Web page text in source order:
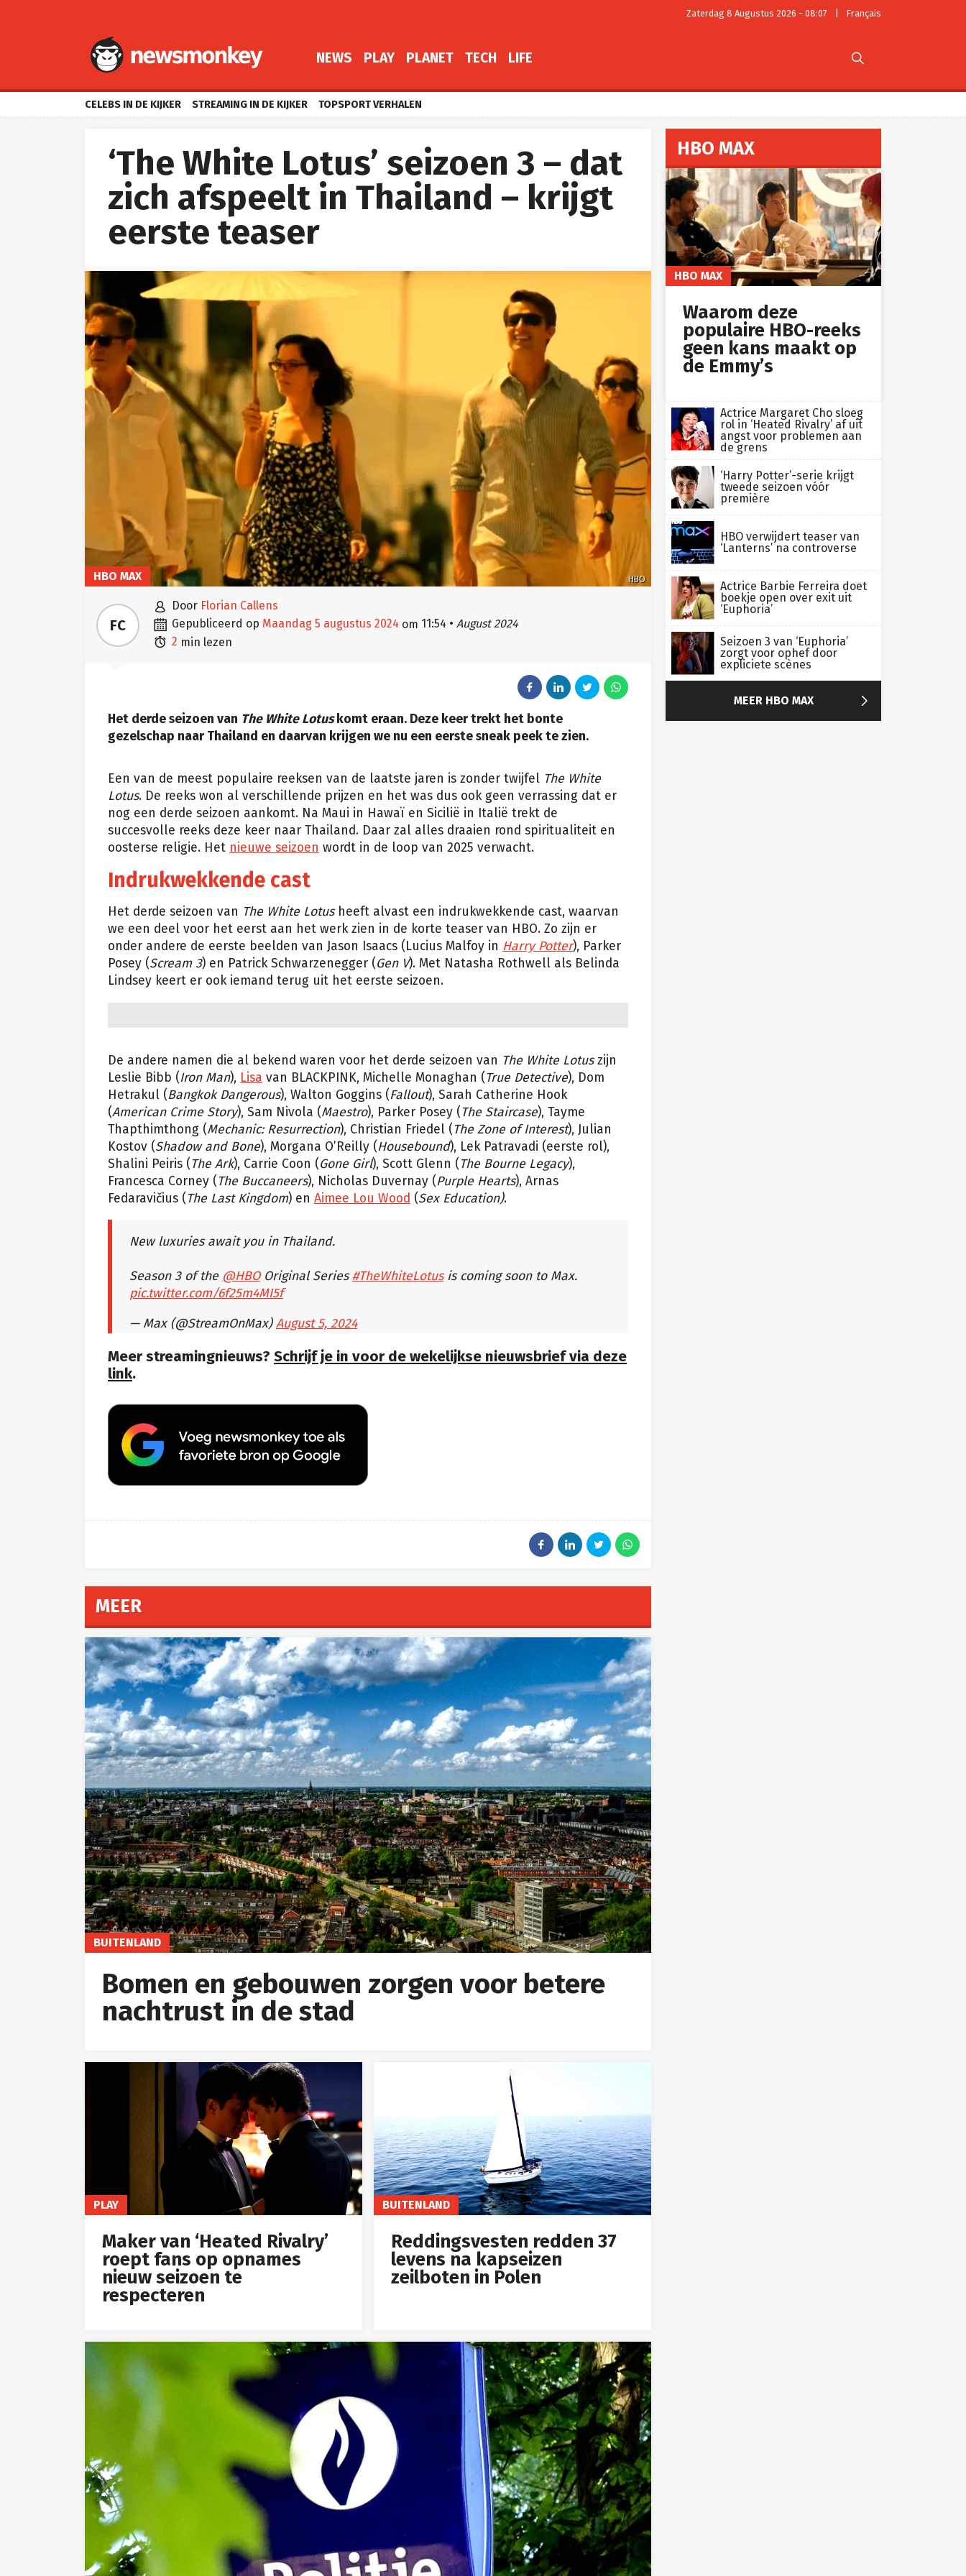
Zaterdag 8 Augustus 2026 - 08:07 Français
NEWS PLAY PLANET TECH LIFE 
CELEBS IN DE KIJKER STREAMING IN DE KIJKER TOPSPORT VERHALEN
‘The White Lotus’ seizoen 3 – dat
zich afspeelt in Thailand – krijgt
eerste teaser
HBO
HBO MAX
FC
 door Florian Callens
 gepubliceerd op maandag 5 augustus 2024 om 11:54 • August 2024
 2 min lezen
Het derde seizoen van The White Lotuskomt eraan. Deze keer trekt het bonte
gezelschap naar Thailand en daarvan krijgen we nu een eerste sneak peek te zien.
Een van de meest populaire reeksen van de laatste jaren is zonder twijfel The White
Lotus. De reeks won al verschillende prijzen en het was dus ook geen verrassing dat er
nog een derde seizoen aankomt. Na Maui in Hawaï en Sicilië in Italië trekt de
succesvolle reeks deze keer naar Thailand. Daar zal alles draaien rond spiritualiteit en
oosterse religie. Het nieuwe seizoen wordt in de loop van 2025 verwacht.
Indrukwekkende cast
Het derde seizoen van The White Lotusheeft alvast een indrukwekkende cast, waarvan
we een deel voor het eerst aan het werk zien in de korte teaser van HBO. Zo zijn er
onder andere de eerste beelden van Jason Isaacs (Lucius Malfoy in Harry Potter), Parker
Posey (Scream 3) en Patrick Schwarzenegger (Gen V). Met Natasha Rothwell als Belinda
Lindsey keert er ook iemand terug uit het eerste seizoen.
De andere namen die al bekend waren voor het derde seizoen van The White Lotuszijn
Leslie Bibb (Iron Man), Lisa van BLACKPINK, Michelle Monaghan (True Detective), Dom
Hetrakul (Bangkok Dangerous), Walton Goggins (Fallout), Sarah Catherine Hook
(American Crime Story), Sam Nivola (Maestro), Parker Posey (The Staircase), Tayme
Thapthimthong (Mechanic: Resurrection), Christian Friedel (The Zone of Interest), Julian
Kostov (Shadow and Bone), Morgana O’Reilly (Housebound), Lek Patravadi (eerste rol),
Shalini Peiris (The Ark), Carrie Coon (Gone Girl), Scott Glenn (The Bourne Legacy),
Francesca Corney (The Buccaneers), Nicholas Duvernay (Purple Hearts), Arnas
Fedaravičius (The Last Kingdom) en Aimee Lou Wood (Sex Education).
New luxuries await you in Thailand.
Season 3 of the @HBOOriginal Series#TheWhiteLotusis coming soon to Max.
pic.twitter.com/6f25m4MI5f
— Max (@StreamOnMax)August 5, 2024
Meer streamingnieuws? Schrijf je in voor de wekelijkse nieuwsbrief via deze
link.
MEER
BUITENLAND
Bomen en gebouwen zorgen voor betere
nachtrust in de stad
PLAY
Maker van ‘Heated Rivalry’
roept fans op opnames
nieuw seizoen te
respecteren
BUITENLAND
Reddingsvesten redden 37
levens na kapseizen
zeilboten in Polen
HBO MAX
HBO MAX
Waarom deze
populaire HBO-reeks
geen kans maakt op
de Emmy’s
Actrice Margaret Cho sloeg
rol in ‘Heated Rivalry’ af uit
angst voor problemen aan
de grens
‘Harry Potter’-serie krijgt
tweede seizoen vóór
première
HBO verwijdert teaser van
‘Lanterns’ na controverse
Actrice Barbie Ferreira doet
boekje open over exit uit
‘Euphoria’
Seizoen 3 van ‘Euphoria’
zorgt voor ophef door
expliciete scènes
MEER HBO MAX 